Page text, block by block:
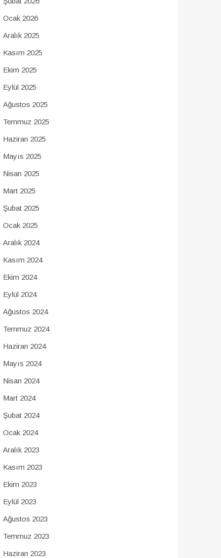
Ocak 2026
Aralık 2025
Kasım 2025
Ekim 2025
Eylül 2025
Ağustos 2025
Temmuz 2025
Haziran 2025
Mayıs 2025
Nisan 2025
Mart 2025
Şubat 2025
Ocak 2025
Aralık 2024
Kasım 2024
Ekim 2024
Eylül 2024
Ağustos 2024
Temmuz 2024
Haziran 2024
Mayıs 2024
Nisan 2024
Mart 2024
Şubat 2024
Ocak 2024
Aralık 2023
Kasım 2023
Ekim 2023
Eylül 2023
Ağustos 2023
Temmuz 2023
Haziran 2023